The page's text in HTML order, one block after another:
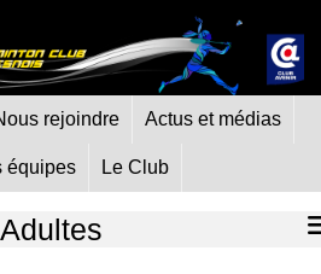
rejoindre Actus et médias
équipes Le Club
Adultes